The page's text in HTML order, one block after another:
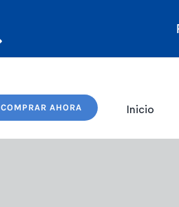
COMPRAR AHORA Inicio